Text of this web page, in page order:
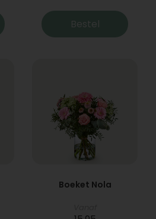
Bestel
Boeket Nola